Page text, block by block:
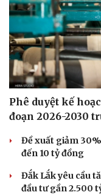
Sức khỏe
Cây thuốc
Sản phụ khoa
Nam khoa
Làm đẹp - giảm cân
Phòng mạch online
Ăn sạch sống khỏe
Phê duyệt kế
đoạn 2026-2030
Đề xuất giảm
đến 10 tỷ đồng
Đắk Lắk yêu cầu
đầu tư gần 2.500